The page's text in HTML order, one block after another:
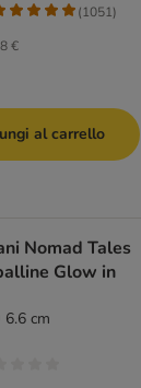
€
(1051)
al carrello
Nomad Tales
Glow in
cm